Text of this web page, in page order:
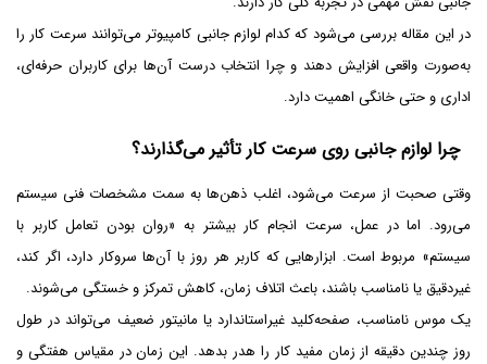
در این مقاله بررسی می‌شود که کدام لوازم جانبی کامپیوتر می‌توانند سرعت کار را
به‌صورت واقعی افزایش دهند و چرا انتخاب درست آن‌ها برای کاربران حرفه‌ای،
اداری و حتی خانگی اهمیت دارد.
چرا لوازم جانبی روی سرعت کار تأثیر می‌گذارند؟
وقتی صحبت از سرعت می‌شود، اغلب ذهن‌ها به سمت مشخصات فنی سیستم
می‌رود. اما در عمل، سرعت انجام کار بیشتر به «روان بودن تعامل کاربر با
سیستم» مربوط است. ابزارهایی که کاربر هر روز با آن‌ها سروکار دارد، اگر کند،
غیردقیق یا نامناسب باشند، باعث اتلاف زمان، کاهش تمرکز و خستگی می‌شوند.
یک موس نامناسب، صفحه‌کلید غیراستاندارد یا مانیتور ضعیف می‌تواند در طول
روز چندین دقیقه از زمان مفید کار را هدر بدهد. این زمان در مقیاس هفتگی و